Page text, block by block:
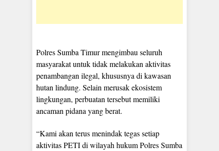
Polres Sumba Timur mengimbau seluruh
masyarakat untuk tidak melakukan aktivitas
penambangan ilegal, khususnya di kawasan
hutan lindung. Selain merusak ekosistem
lingkungan, perbuatan tersebut memiliki
ancaman pidana yang berat.
“Kami akan terus menindak tegas setiap
aktivitas PETI di wilayah hukum Polres Sumba